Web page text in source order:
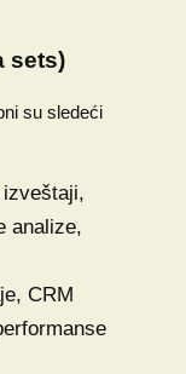
sets)
su sledeći
analize,
CRM